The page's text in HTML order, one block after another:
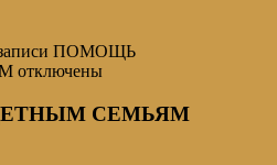
ПОМОЩЬ
отключены
СЕМЬЯМ